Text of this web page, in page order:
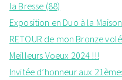
la Bresse (88)
Exposition en Duo à la
RETOUR de mon Bronze
Meilleurs Voeux 2024 !!!
Invitée d’honneur aux